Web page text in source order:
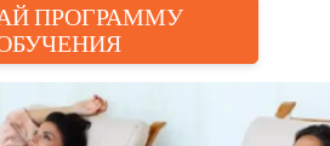
ПРОГРАММУ